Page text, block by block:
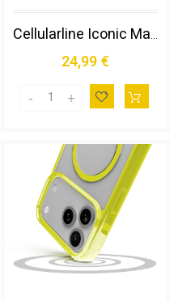
Cellularline Iconic Mag - Iphone 16 Pro Custodia Trasparente con Bordi Colorati Compatibile con Ecosistema Magsafe
24,99 €